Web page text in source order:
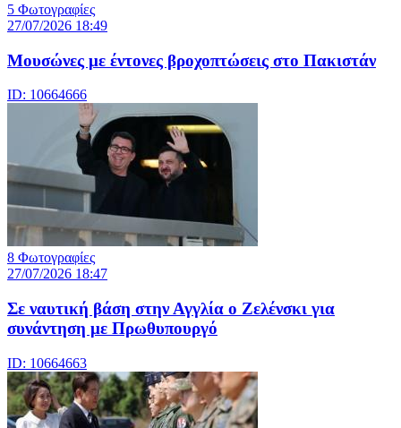
5 Φωτογραφίες
27/07/2026 18:49
Μουσώνες με έντονες βροχοπτώσεις στο Πακιστάν
ID: 10664666
8 Φωτογραφίες
27/07/2026 18:47
Σε ναυτική βάση στην Αγγλία ο Ζελένσκι για
συνάντηση με Πρωθυπουργό
ID: 10664663